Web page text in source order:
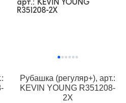
Рубашка (регуляр+), арт.:
KEVIN YOUNG R351208-
2X